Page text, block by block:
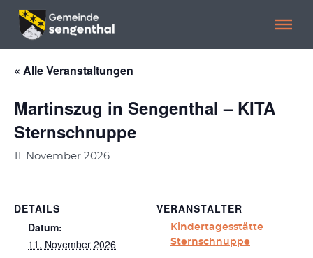
Menü überspringen
Menü überspringen
« Alle Veranstaltungen
Martinszug in Sengenthal – KITA
Sternschnuppe
11. November 2026
DETAILS
Datum:
11. November 2026
VERANSTALTER
Kindertagesstätte
Sternschnuppe